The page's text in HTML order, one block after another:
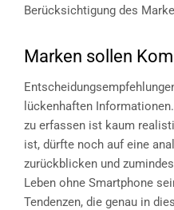
Berücksichtigung des
Marken sollen
lückenhaften
zu erfassen ist kaum
ist, dürfte noch auf eine
zurückblicken und
Leben ohne Smartphone
Tendenzen, die genau in